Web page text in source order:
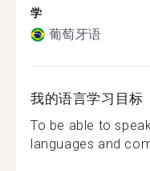
学
葡萄牙语
我的语言学习目标
To be able to
languages and